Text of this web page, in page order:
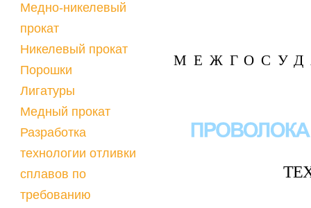
Медно-никелевый
прокат
Никелевый прокат
Порошки
Лигатуры
Медный прокат
Разработка
технологии отливки
сплавов по
требованию